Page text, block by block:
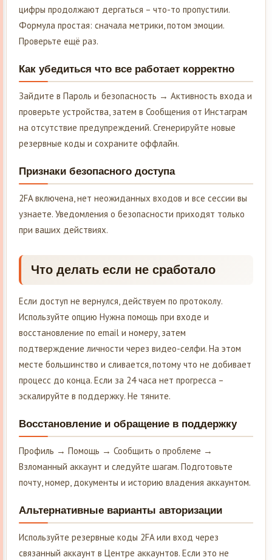
цифры продолжают дергаться – что-то пропустили.
Формула простая: сначала метрики, потом эмоции.
Проверьте ещё раз.
Как убедиться что все работает корректно
Зайдите в Пароль и безопасность → Активность входа и
проверьте устройства, затем в Сообщения от Инстаграм
на отсутствие предупреждений. Сгенерируйте новые
резервные коды и сохраните оффлайн.
Признаки безопасного доступа
2FA включена, нет неожиданных входов и все сессии вы
узнаете. Уведомления о безопасности приходят только
при ваших действиях.
Что делать если не сработало
Если доступ не вернулся, действуем по протоколу.
Используйте опцию Нужна помощь при входе и
восстановление по email и номеру, затем
подтверждение личности через видео-селфи. На этом
месте большинство и сливается, потому что не добивает
процесс до конца. Если за 24 часа нет прогресса –
эскалируйте в поддержку. Не тяните.
Восстановление и обращение в поддержку
Профиль → Помощь → Сообщить о проблеме →
Взломанный аккаунт и следуйте шагам. Подготовьте
почту, номер, документы и историю владения аккаунтом.
Альтернативные варианты авторизации
Используйте резервные коды 2FA или вход через
связанный аккаунт в Центре аккаунтов. Если это не